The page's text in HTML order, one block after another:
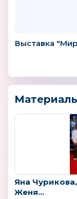
Выставка
Яна
Женя...